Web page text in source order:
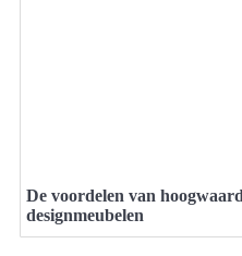
De voordelen van
designmeubelen